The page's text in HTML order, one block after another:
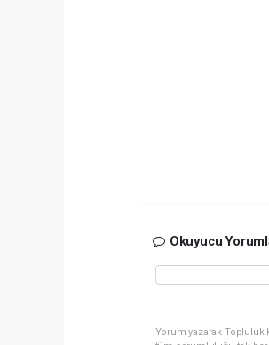
Okuyucu
Yorum yazarak Topluluk